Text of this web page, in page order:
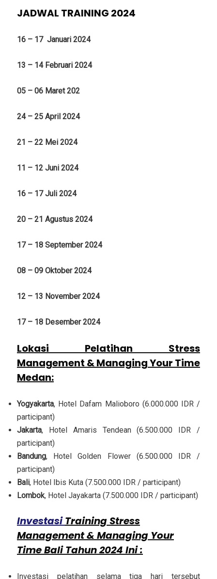
JADWAL TRAINING 2024
16 – 17 Januari 2024
13 – 14 Februari 2024
05 – 06 Maret 202
24 – 25 April 2024
21 – 22 Mei 2024
11 – 12 Juni 2024
16 – 17 Juli 2024
20 – 21 Agustus 2024
17 – 18 September 2024
08 – 09 Oktober 2024
12 – 13 November 2024
17 – 18 Desember 2024
Lokasi Pelatihan Stress
Management & Managing Your Time
Medan:
Yogyakarta, Hotel Dafam Malioboro (6.000.000 IDR /
participant)
Jakarta, Hotel Amaris Tendean (6.500.000 IDR /
participant)
Bandung, Hotel Golden Flower (6.500.000 IDR /
participant)
Bali, Hotel Ibis Kuta (7.500.000 IDR / participant)
Lombok, Hotel Jayakarta (7.500.000 IDR / participant)
InvestasiTraining Stress
Management & Managing Your
Time Bali Tahun 2024 Ini :
Investasi pelatihan selama tiga hari tersebut